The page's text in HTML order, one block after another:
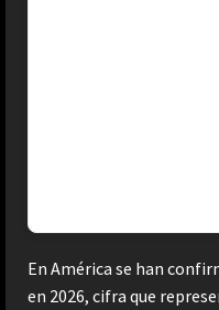
En América se han
en 2026, cifra que